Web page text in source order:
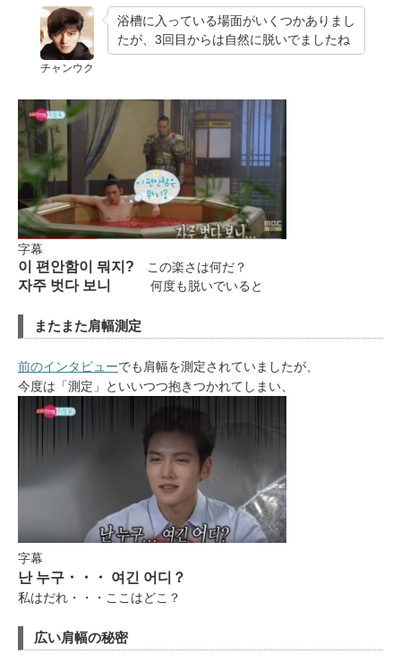
チャンウク
浴槽に入っている場面がいくつかありまし
たが、3回目からは自然に脱いでましたね
字幕
이 편안함이 뭐지? この楽さは何だ？
자주 벗다 보니 何度も脱いでいると
またまた肩幅測定
前のインタビューでも肩幅を測定されていましたが、
今度は「測定」といいつつ抱きつかれてしまい、
字幕
난 누구・・・ 여긴 어디？
私はだれ・・・ここはどこ？
広い肩幅の秘密